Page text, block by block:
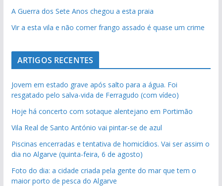
A Guerra dos Sete Anos chegou a esta praia
Vir a esta vila e não comer frango assado é quase um crime
ARTIGOS RECENTES
Jovem em estado grave após salto para a água. Foi
resgatado pelo salva-vida de Ferragudo (com vídeo)
Hoje há concerto com sotaque alentejano em Portimão
Vila Real de Santo António vai pintar-se de azul
Piscinas encerradas e tentativa de homicídios. Vai ser assim o
dia no Algarve (quinta-feira, 6 de agosto)
Foto do dia: a cidade criada pela gente do mar que tem o
maior porto de pesca do Algarve